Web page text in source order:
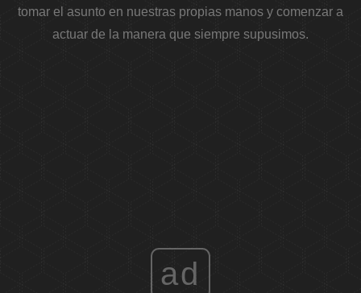
tomar el asunto en nuestras propias manos y comenzar a
actuar de la manera que siempre supusimos.
ad